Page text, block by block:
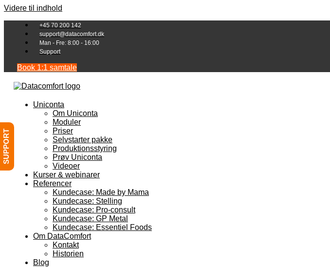
Videre til indhold
+45 70 200 142
support@datacomfort.dk
Man - Fre: 8:00 - 16:00
Support
Book 1:1 samtale
Uniconta
Om Uniconta
Moduler
Priser
Selvstarter pakke
Produktionsstyring
Prøv Uniconta
Videoer
Kurser & webinarer
Referencer
Kundecase: Made by Mama
Kundecase: Stelling
Kundecase: Pro-consult
Kundecase: GP Metal
Kundecase: Essentiel Foods
Om DataComfort
Kontakt
Historien
Blog
SUPPORT